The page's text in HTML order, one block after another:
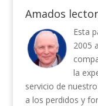
Amados
Esta
2005
la
servicio de
a los perdidos y